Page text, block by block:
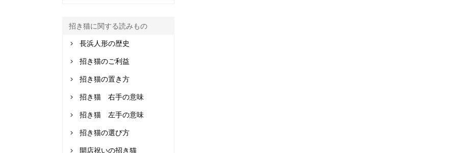
招き猫に関する読みもの
長浜人形の歴史
招き猫のご利益
招き猫の置き方
招き猫 右手の意味
招き猫 左手の意味
招き猫の選び方
開店祝いの招き猫